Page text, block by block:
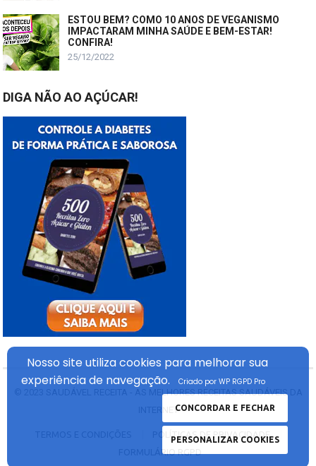
ESTOU BEM? COMO 10 ANOS DE VEGANISMO
IMPACTARAM MINHA SAÚDE E BEM-ESTAR!
CONFIRA!
25/12/2022
DIGA NÃO AO AÇÚCAR!
SAUDÁVEL RECEITA - AS MELHORES RECEITAS SAUDÁVEIS DA
INTERNET
FORMULÁRIO RGPD
Nosso site utiliza cookies para melhorar sua
experiênciade navegação.
CONCORDAR E FECHAR
PERSONALIZAR COOKIES
Criado por WP RGPD Pro